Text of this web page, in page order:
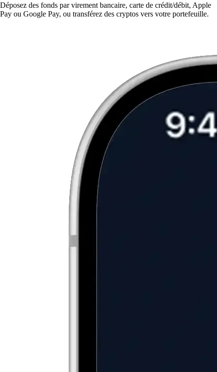
Déposez des fonds par virement bancaire, carte de crédit/débit, Apple
Pay ou Google Pay, ou transférez des cryptos vers votre portefeuille.